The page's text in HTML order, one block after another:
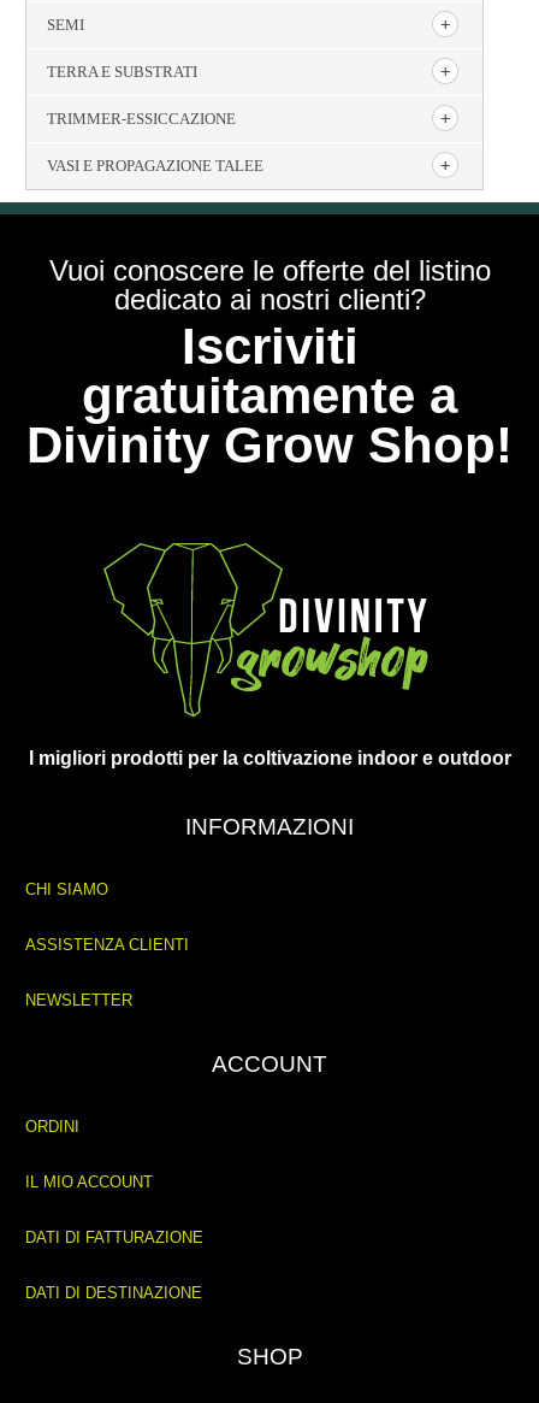
SEMI
TERRA E SUBSTRATI
TRIMMER-ESSICCAZIONE
VASI E PROPAGAZIONE TALEE
Vuoi conoscere le offerte del listino
dedicato ai nostri clienti?
Iscriviti
gratuitamente a
Divinity Grow Shop!
I migliori prodotti per la coltivazione indoor e outdoor
INFORMAZIONI
CHI SIAMO
ASSISTENZA CLIENTI
NEWSLETTER
ACCOUNT
ORDINI
IL MIO ACCOUNT
DATI DI FATTURAZIONE
DATI DI DESTINAZIONE
SHOP